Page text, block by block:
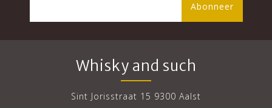
Abonneer
Whisky and such
Sint Jorisstraat 15 9300 Aalst